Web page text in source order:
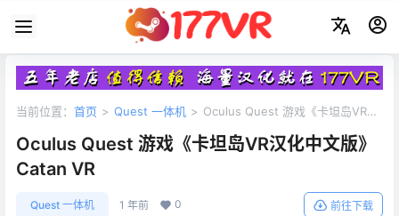
当前位置： 首页 > Quest 一体机 > Oculus Quest 游戏《卡坦岛VR汉
Oculus Quest 游戏《卡坦岛VR汉化中文版》
Catan VR
Quest 一体机 1 年前 0 前往下载